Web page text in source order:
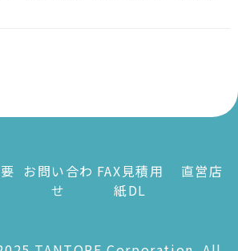
お問い合わ
せ
FAX見積用
紙DL
直営店